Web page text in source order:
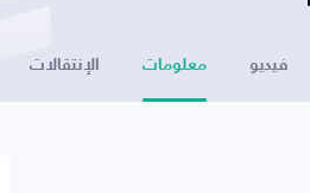
فيديو معلومات الإنتقالات